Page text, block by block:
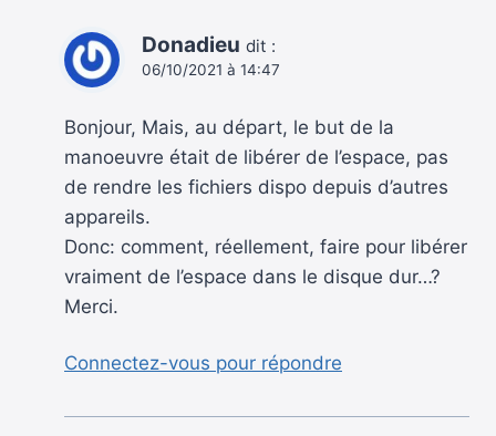
Donadieu dit :
06/10/2021 à 14:47
Bonjour, Mais, au départ, le but de la
manoeuvre était de libérer de l’espace, pas
de rendre les fichiers dispo depuis d’autres
appareils.
Donc: comment, réellement, faire pour libérer
vraiment de l’espace dans le disque dur…?
Merci.
Connectez-vous pour répondre